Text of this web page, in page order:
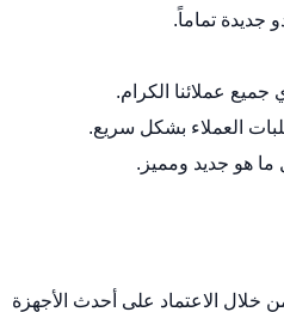
جديدة تماماً.
عملائنا الكرام.
العملاء بشكل سريع.
ما هو جديد ومميز.
خلال الاعتماد على أحدث الأجهزة